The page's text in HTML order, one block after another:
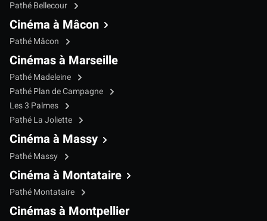
Pathé Bellecour
Cinéma à Mâcon
Pathé Mâcon
Cinémas à Marseille
Pathé Madeleine
Pathé Plan de Campagne
Les 3 Palmes
Pathé La Joliette
Cinéma à Massy
Pathé Massy
Cinéma à Montataire
Pathé Montataire
Cinémas à Montpellier